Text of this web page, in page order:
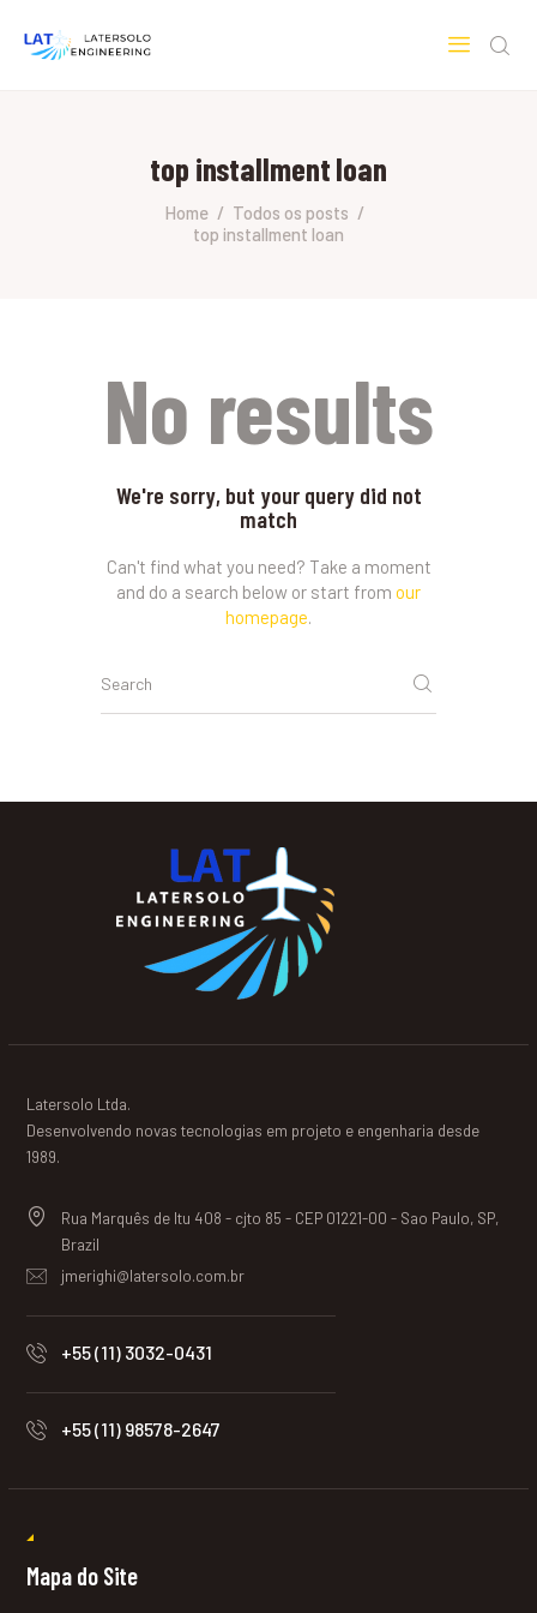
top installment loan
Home
Todos os posts
top installment loan
SOBRE A LATERSOLO
ENGINEERING
No results
We're sorry, but your query did not
match
Can't find what you need? Take a moment
and do a search below or start from our
homepage.
Latersolo Ltda.
Desenvolvendo novas tecnologias em projeto e engenharia desde
1989.
Rua Marquês de Itu 408 - cjto 85 - CEP 01221-00 - Sao Paulo, SP,
Brazil
jmerighi@latersolo.com.br
+55 (11) 3032-0431
+55 (11) 98578-2647
Mapa do Site